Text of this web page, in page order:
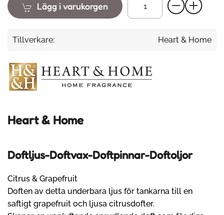
Lägg i varukorgen
Tillverkare: Heart & Home
Heart & Home
Doftljus-Doftvax-Doftpinnar-Doftoljor
Citrus & Grapefruit
Doften av detta underbara ljus för tankarna till en
saftigt grapefruit och ljusa citrusdofter.